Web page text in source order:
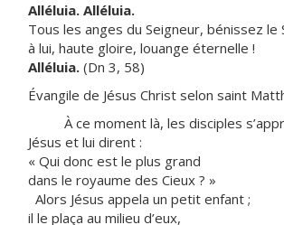
Alléluia. Alléluia.
Tous les anges du Seigneur, bénissez le
à lui, haute gloire, louange éternelle !
Alléluia. (Dn 3, 58)
Évangile de Jésus Christ selon saint
À ce moment là, les disciples
Jésus et lui dirent :
« Qui donc est le plus grand
dans le royaume des Cieux ? »
Alors Jésus appela un petit enfant ;
il le plaça au milieu d’eux,